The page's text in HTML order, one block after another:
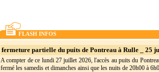
FLASH INFOS
fermeture partielle du puits de Pontreau à Rulle _ 25
A compter de ce lundi 27 juillet 2026, l'accès au puits du
fermé les samedis et dimanches ainsi que les nuits de 20h00 à